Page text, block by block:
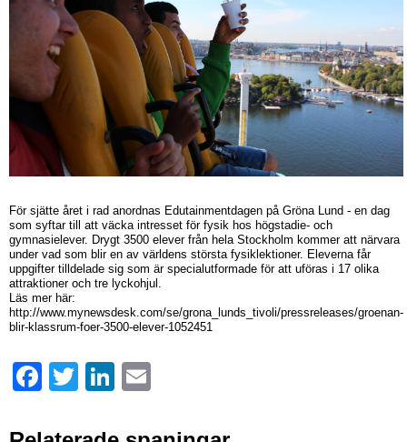
För sjätte året i rad anordnas Edutainmentdagen på Gröna Lund - en dag
som syftar till att väcka intresset för fysik hos högstadie- och
gymnasielever. Drygt 3500 elever från hela Stockholm kommer att närvara
under vad som blir en av världens största fysiklektioner. Eleverna får
uppgifter tilldelade sig som är specialutformade för att uföras i 17 olika
attraktioner och tre lyckohjul.
Läs mer här:
http://www.mynewsdesk.com/se/grona_lunds_tivoli/pressreleases/groenan-
blir-klassrum-foer-3500-elever-1052451
FacebookTwitter LinkedIn